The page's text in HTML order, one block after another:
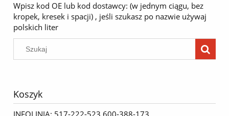
Wpisz kod OE lub kod dostawcy: (w jednym ciągu, bez
kropek, kresek i spacji) , jeśli szukasz po nazwie używaj
polskich liter
Koszyk
INFOLINIA: 517-222-523 600-388-173